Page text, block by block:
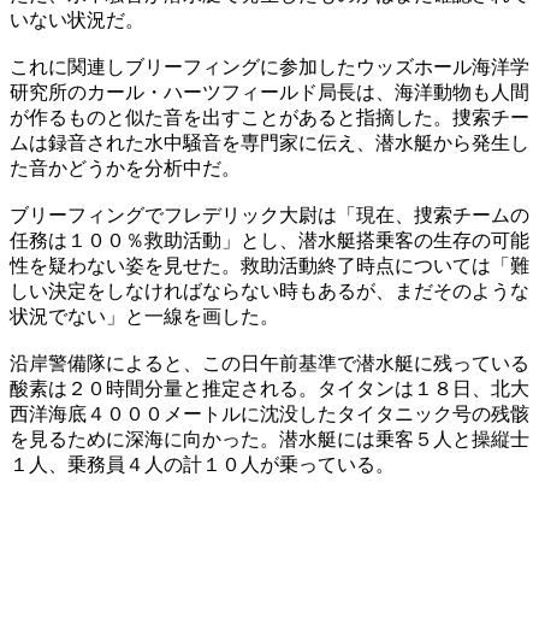
いない状況だ。
これに関連しブリーフィングに参加したウッズホール海洋学
研究所のカール・ハーツフィールド局長は、海洋動物も人間
が作るものと似た音を出すことがあると指摘した。捜索チー
ムは録音された水中騒音を専門家に伝え、潜水艇から発生し
た音かどうかを分析中だ。
ブリーフィングでフレデリック大尉は「現在、捜索チームの
任務は１００％救助活動」とし、潜水艇搭乗客の生存の可能
性を疑わない姿を見せた。救助活動終了時点については「難
しい決定をしなければならない時もあるが、まだそのような
状況でない」と一線を画した。
沿岸警備隊によると、この日午前基準で潜水艇に残っている
酸素は２０時間分量と推定される。タイタンは１８日、北大
西洋海底４０００メートルに沈没したタイタニック号の残骸
を見るために深海に向かった。潜水艇には乗客５人と操縦士
１人、乗務員４人の計１０人が乗っている。